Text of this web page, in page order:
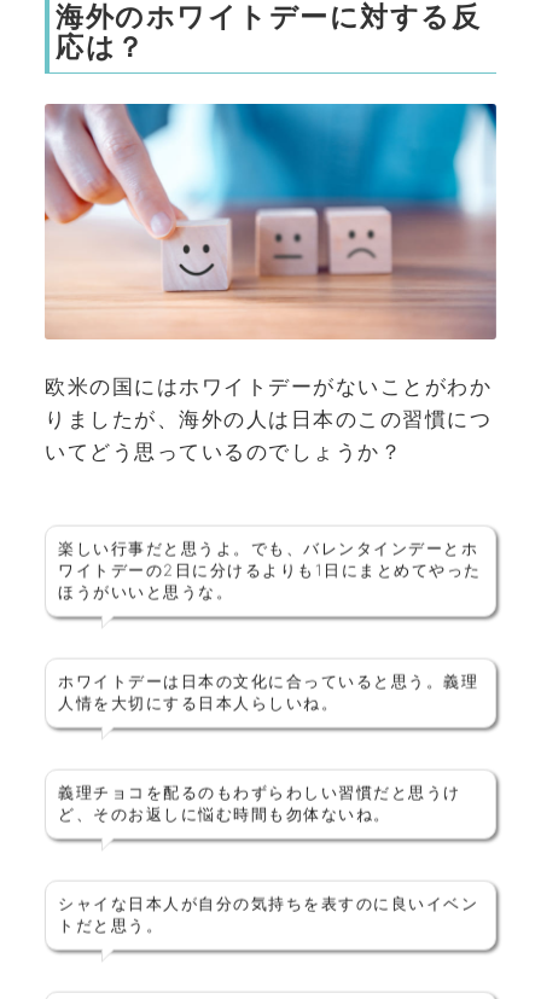
海外のホワイトデーに対する反
応は？
欧米の国にはホワイトデーがないことがわか
りましたが、海外の人は日本のこの習慣につ
いてどう思っているのでしょうか？
楽しい行事だと思うよ。でも、バレンタインデーとホ
ワイトデーの2日に分けるよりも1日にまとめてやった
ほうがいいと思うな。
ホワイトデーは日本の文化に合っていると思う。義理
人情を大切にする日本人らしいね。
義理チョコを配るのもわずらわしい習慣だと思うけ
ど、そのお返しに悩む時間も勿体ないね。
シャイな日本人が自分の気持ちを表すのに良いイベン
トだと思う。